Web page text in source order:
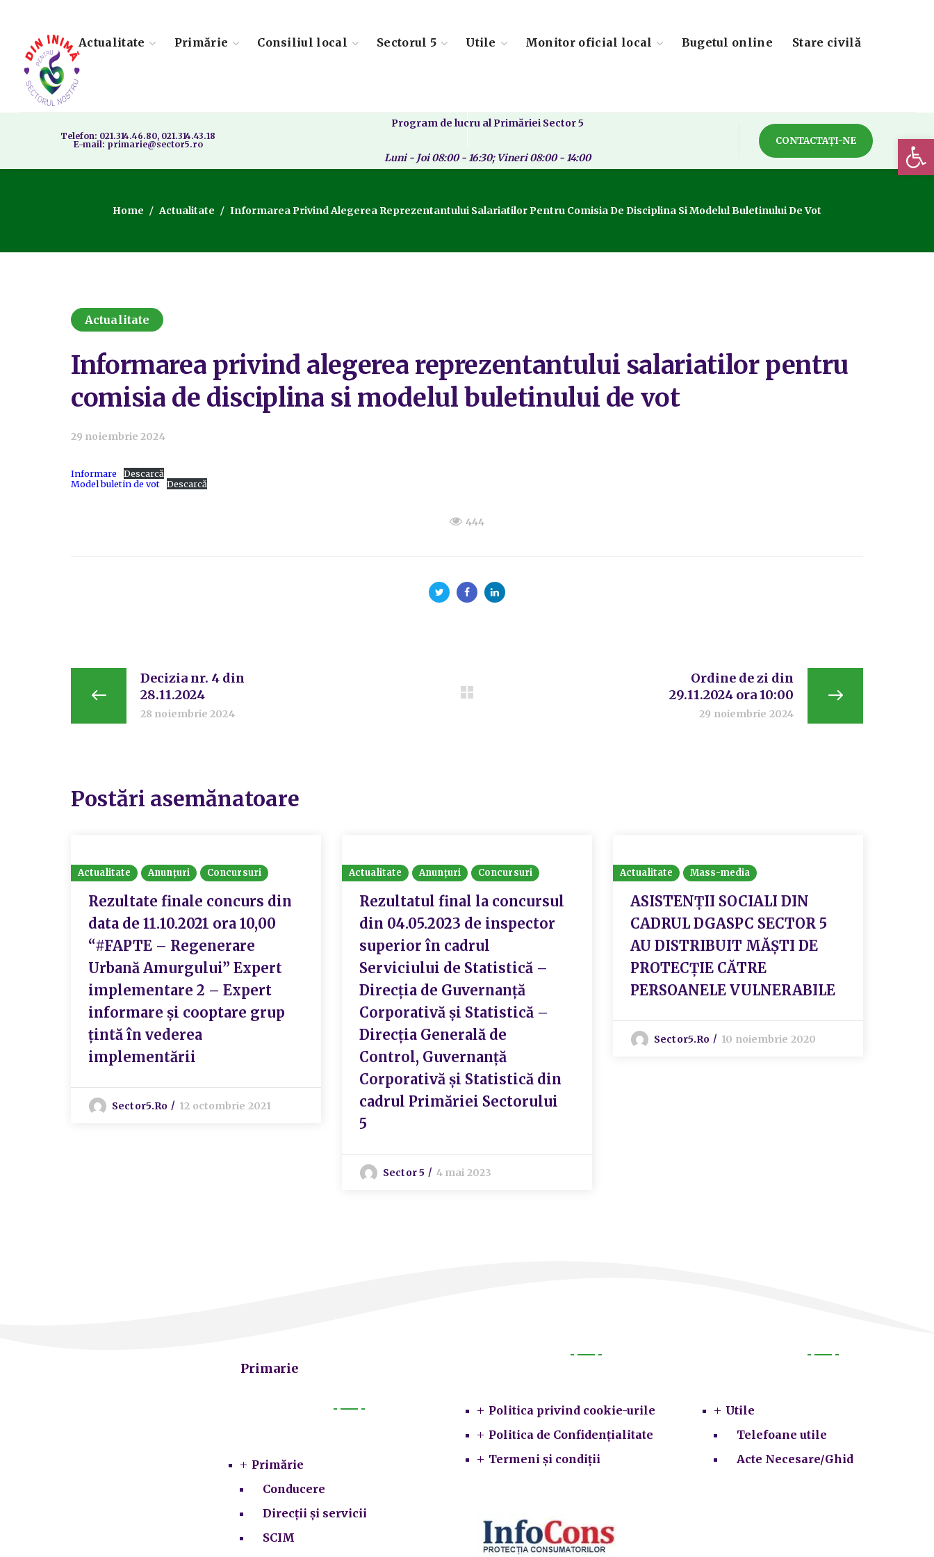
Actualitate Primărie Consiliul local Sectorul 5 Utile Monitor oficial local Bugetul online Stare civilă
Telefon: 021.314.46.80, 021.314.43.18
E-mail: primarie@sector5.ro
Program de lucru al Primăriei Sector 5
Luni - Joi 08:00 - 16:30; Vineri 08:00 - 14:00
CONTACTAȚI-NE
Home Actualitate Informarea Privind Alegerea Reprezentantului Salariatilor Pentru Comisia De Disciplina Si Modelul Buletinului De Vot
Actualitate
Informarea privind alegerea reprezentantului salariatilor pentru
comisia de disciplina si modelul buletinului de vot
29 noiembrie 2024
Informare
Descarcă
Model buletin de vot
Descarcă
444
Decizia nr. 4 din
28.11.2024
28 noiembrie 2024
Ordine de zi din
29.11.2024 ora 10:00
29 noiembrie 2024
Postări asemănatoare
Actualitate Anunțuri Concursuri
Rezultate finale concurs din
data de 11.10.2021 ora 10,00
“#FAPTE – Regenerare
Urbană Amurgului” Expert
implementare 2 – Expert
informare și cooptare grup
țintă în vederea
implementării
Sector5.ro 12 octombrie 2021
Actualitate Anunțuri Concursuri
Rezultatul final la concursul
din 04.05.2023 de inspector
superior în cadrul
Serviciului de Statistică –
Direcția de Guvernanță
Corporativă și Statistică –
Direcția Generală de
Control, Guvernanță
Corporativă și Statistică din
cadrul Primăriei Sectorului
5
Sector 5 4 mai 2023
Actualitate Mass-media
ASISTENȚII SOCIALI DIN
CADRUL DGASPC SECTOR 5
AU DISTRIBUIT MĂȘTI DE
PROTECȚIE CĂTRE
PERSOANELE VULNERABILE
Sector5.ro 10 noiembrie 2020
Primarie
Primărie
Conducere
Direcții și servicii
SCIM
Politica privind cookie-urile
Politica de Confidențialitate
Termeni și condiții
Utile
Telefoane utile
Acte Necesare/Ghid